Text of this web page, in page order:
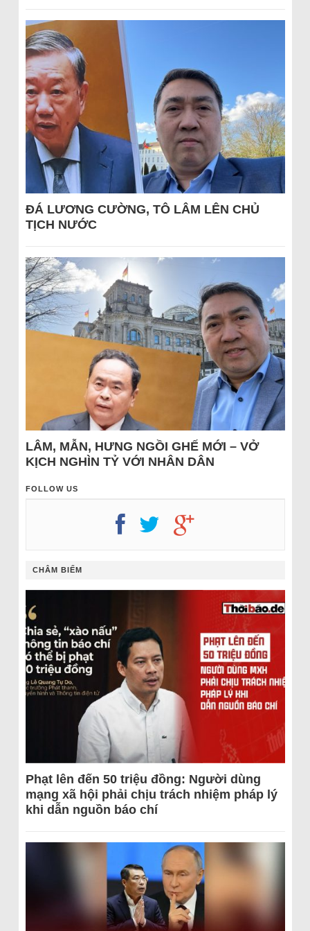
ĐÁ LƯƠNG CƯỜNG, TÔ LÂM LÊN CHỦ
TỊCH NƯỚC
LÂM, MẪN, HƯNG NGỒI GHẾ MỚI – VỞ
KỊCH NGHÌN TỶ VỚI NHÂN DÂN
FOLLOW US
CHÂM BIẾM
Phạt lên đến 50 triệu đồng: Người dùng
mạng xã hội phải chịu trách nhiệm pháp lý
khi dẫn nguồn báo chí